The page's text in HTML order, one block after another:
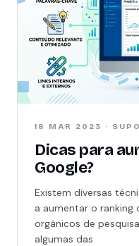
18 MAR 2023 ·
Dicas para
Google?
Existem diversas
a aumentar o ranking
orgânicos de
algumas das